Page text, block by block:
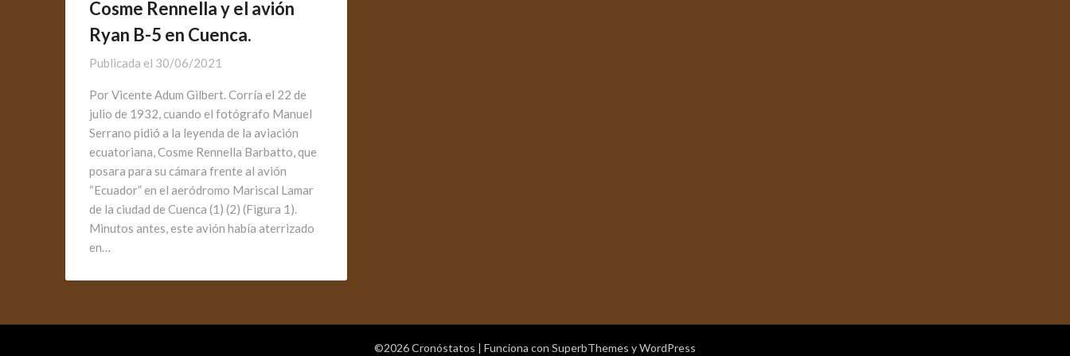
Cosme Rennella y el avión
Ryan B-5 en Cuenca.
Publicada el 30/06/2021
Por Vicente Adum Gilbert. Corría el 22 de
julio de 1932, cuando el fotógrafo Manuel
Serrano pidió a la leyenda de la aviación
ecuatoriana, Cosme Rennella Barbatto, que
posara para su cámara frente al avión
“Ecuador” en el aeródromo Mariscal Lamar
de la ciudad de Cuenca (1) (2) (Figura 1).
Minutos antes, este avión había aterrizado
en…
©2026 Cronóstatos | Funciona con SuperbThemes y WordPress